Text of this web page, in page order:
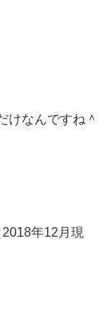
けなんですね＾
2018年12月現